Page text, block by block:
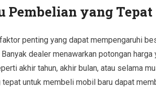
Pembelian yang Tepat
penting yang dapat mempengaruhi
dealer menawarkan potongan
akhir tahun, akhir bulan, atau selama
tepat untuk membeli mobil baru dapat